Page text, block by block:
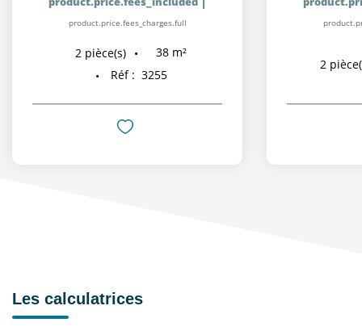
product.price.fees_charges.full
2 pièce(s) 38 m²
Réf : 3255
2
Les calculatrices